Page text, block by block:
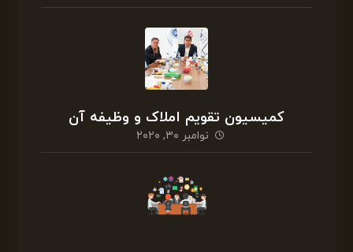
کمیسیون تقویم املاک و وظیفه آن
نوامبر ۳۰, ۲۰۲۰